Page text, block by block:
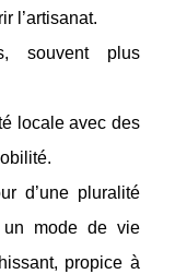
l’artisanat.
souvent plus
locale avec des
d’une pluralité
un mode de vie
propice à